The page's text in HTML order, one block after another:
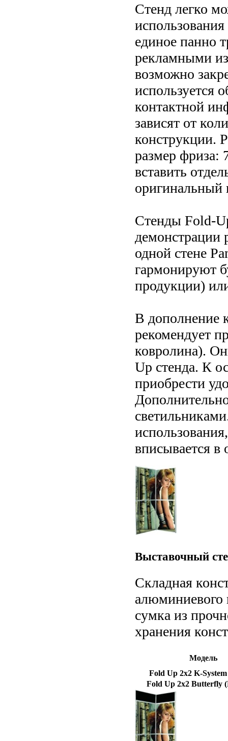
Стенд легко
единое панно
рекламными
возможно
используется
контактной
зависят от
конструкции.
размер
вставить
оригинальный
Стенды Fold-
демонстрации
одной стене
гармонируют
продукции)
В дополнение
рекомендует
ковролина).
Up стенда. К
приобрести
вписывается в
Выставочный
Складная
алюминиевого
сумка из
хранения
Модель
Fold Up 2x2 K-
Fold Up 2x2 Butterfly